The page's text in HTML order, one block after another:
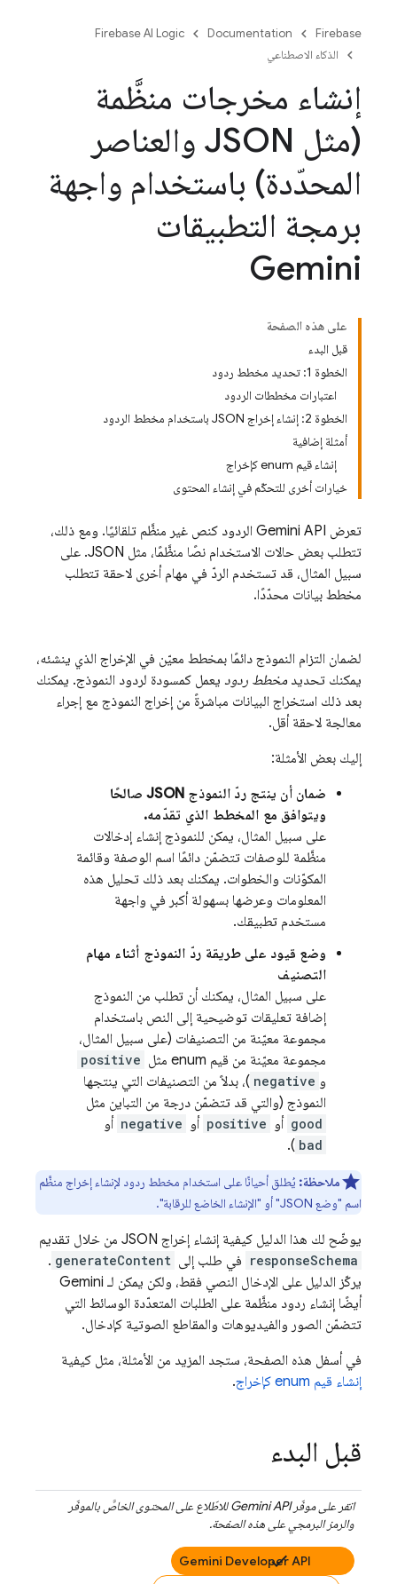
Firebase
Documentation
Firebase AI Logic
الذكاء الاصطناعي
إنشاء مخرجات منظَّمة
(مثل JSON والعناصر
المحدّدة) باستخدام واجهة
برمجة التطبيقات
Gemini
على هذه الصفحة
قبل البدء
الخطوة 1: تحديد مخطط ردود
اعتبارات مخططات الردود
الخطوة 2: إنشاء إخراج JSON باستخدام مخطط الردود
أمثلة إضافية
إنشاء قيم enum كإخراج
خيارات أخرى للتحكّم في إنشاء المحتوى
تعرض Gemini API الردود كنص غير منظَّم تلقائيًا. ومع ذلك،
تتطلب بعض حالات الاستخدام نصًا منظَّمًا، مثل JSON. على
سبيل المثال، قد تستخدم الردّ في مهام أخرى لاحقة تتطلب
مخطط بيانات محدّدًا.
لضمان التزام النموذج دائمًا بمخطط معيّن في الإخراج الذي ينشئه،
يمكنك تحديد مخطط ردود يعمل كمسودة لردود النموذج. يمكنك
بعد ذلك استخراج البيانات مباشرةً من إخراج النموذج مع إجراء
معالجة لاحقة أقل.
إليك بعض الأمثلة:
ضمان أن ينتج ردّ النموذج JSON صالحًا
ويتوافق مع المخطط الذي تقدّمه.
على سبيل المثال، يمكن للنموذج إنشاء إدخالات
منظَّمة للوصفات تتضمّن دائمًا اسم الوصفة وقائمة
المكوّنات والخطوات. يمكنك بعد ذلك تحليل هذه
المعلومات وعرضها بسهولة أكبر في واجهة
مستخدم تطبيقك.
وضع قيود على طريقة ردّ النموذج أثناء مهام
التصنيف
على سبيل المثال، يمكنك أن تطلب من النموذج
إضافة تعليقات توضيحية إلى النص باستخدام
مجموعة معيّنة من التصنيفات (على سبيل المثال،
مجموعة معيّنة من قيم enum مثل
positive
و negative )، بدلاً من التصنيفات التي ينتجها
النموذج (والتي قد تتضمّن درجة من التباين مثل
good أو positive أو negative أو
bad
).
ملاحظة: يُطلق أحيانًا على استخدام مخطط ردود لإنشاء إخراج منظَّم
اسم "وضع JSON" أو "الإنشاء الخاضع للرقابة".
يوضّح لك هذا الدليل كيفية إنشاء إخراج JSON من خلال تقديم
responseSchema في طلب إلى generateContent
.
يركّز الدليل على الإدخال النصي فقط، ولكن يمكن لـ Gemini
أيضًا إنشاء ردود منظَّمة على الطلبات المتعدّدة الوسائط التي
تتضمّن الصور والفيديوهات والمقاطع الصوتية كإدخال.
في أسفل هذه الصفحة، ستجد المزيد من الأمثلة، مثل كيفية
إنشاء قيم enum كإخراج
.
قبل البدء
انقر على موفّرGemini APIللاطّلاع على المحتوى الخاصَّ بالموفّر
والرمز البرمجي على هذه الصفحة.
Gemini Developer API